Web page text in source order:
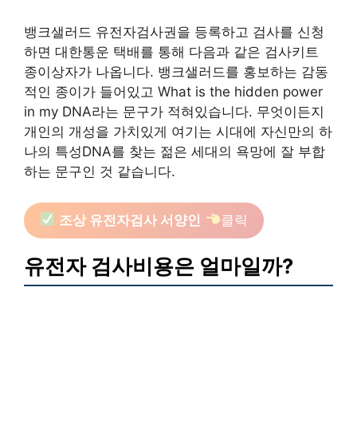
뱅크샐러드 유전자검사권을 등록하고 검사를 신청
하면 대한통운 택배를 통해 다음과 같은 검사키트
종이상자가 나옵니다. 뱅크샐러드를 홍보하는 감동
적인 종이가 들어있고 What is the hidden power
in my DNA라는 문구가 적혀있습니다. 무엇이든지
개인의 개성을 가치있게 여기는 시대에 자신만의 하
나의 특성DNA를 찾는 젊은 세대의 욕망에 잘 부합
하는 문구인 것 같습니다.
조상 유전자검사 서양인 클릭
유전자 검사비용은 얼마일까?